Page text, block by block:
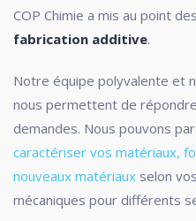
COP Chimie a mis au point
fabrication additive.
Notre équipe polyvalente et
nous permettent de
demandes. Nous pouvons
caractériser vos matériaux,
nouveaux matériaux selon
mécaniques pour différents